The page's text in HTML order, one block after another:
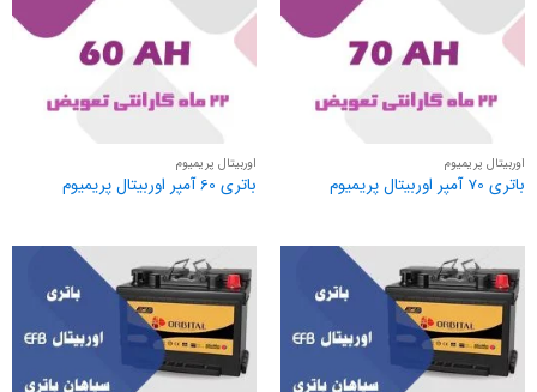
اوربیتال پریمیوم
باتری 70 آمپر اوربیتال پریمیوم
اوربیتال پریمیوم
باتری 60 آمپر اوربیتال پریمیوم